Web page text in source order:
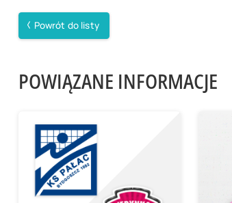
Powrót do listy
POWIĄZANE INFORMACJE